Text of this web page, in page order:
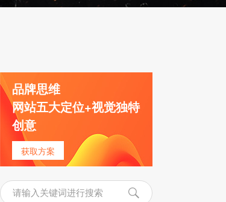
品牌思维
网站五大定位+视觉独特
创意
获取方案